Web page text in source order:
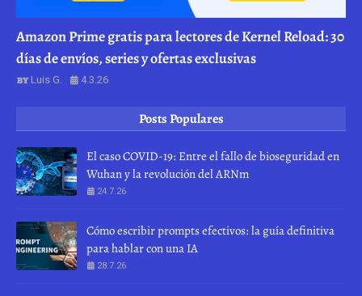
Amazon Prime gratis para lectores de Kernel Reload: 30
días de envíos, series y ofertas exclusivas
Luis G. 4.3.26
Posts Populares
El caso COVID-19: Entre el fallo de bioseguridad en
Wuhan y la revolución del ARNm
24.7.26
Cómo escribir prompts efectivos: la guía definitiva
para hablar con una IA
28.7.26